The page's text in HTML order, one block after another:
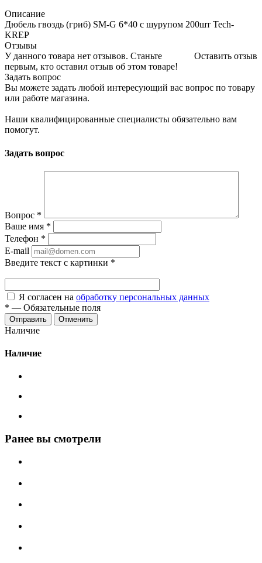
Описание
Дюбель гвоздь (гриб) SM-G 6*40 с шурупом 200шт Tech-
KREP
Отзывы
Оставить отзыв
У данного товара нет отзывов. Станьте
первым, кто оставил отзыв об этом товаре!
Задать вопрос
Вы можете задать любой интересующий вас вопрос по товару
или работе магазина.
Наши квалифицированные специалисты обязательно вам
помогут.
Задать вопрос
Вопрос *
Ваше имя *
Телефон *
E-mail
Введите текст с картинки *
Я согласен на обработку персональных данных
* — Обязательные поля
Отменить
Наличие
Наличие
Ранее вы смотрели